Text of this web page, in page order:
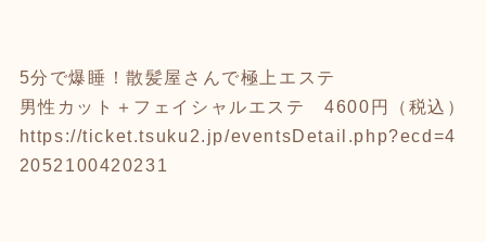
5分で爆睡！散髪屋さんで極上エステ
男性カット＋フェイシャルエステ 4600円（税込）
https://ticket.tsuku2.jp/eventsDetail.php?ecd=4
2052100420231